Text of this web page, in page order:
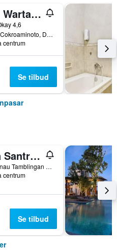
Hotel Warta Dua
4,6
56 Jalan Cokroaminoto, Denpasar, Indonesien
centrum
Se tilbud
Griya Santrian
Jalan Danau Tamblingan 47, Denpasar, Indonesien
centrum
Se tilbud